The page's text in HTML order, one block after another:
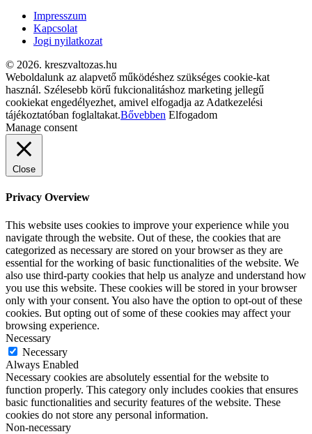
Impresszum
Kapcsolat
Jogi nyilatkozat
© 2026. kreszvaltozas.hu
Weboldalunk az alapvető működéshez szükséges cookie-kat
használ. Szélesebb körű fukcionalitáshoz marketing jellegű
cookiekat engedélyezhet, amivel elfogadja az Adatkezelési
tájékoztatóban foglaltakat.Bővebben Elfogadom
Manage consent
Close
Privacy Overview
This website uses cookies to improve your experience while you
navigate through the website. Out of these, the cookies that are
categorized as necessary are stored on your browser as they are
essential for the working of basic functionalities of the website. We
also use third-party cookies that help us analyze and understand how
you use this website. These cookies will be stored in your browser
only with your consent. You also have the option to opt-out of these
cookies. But opting out of some of these cookies may affect your
browsing experience.
Necessary
Necessary
Always Enabled
Necessary cookies are absolutely essential for the website to
function properly. This category only includes cookies that ensures
basic functionalities and security features of the website. These
cookies do not store any personal information.
Non-necessary